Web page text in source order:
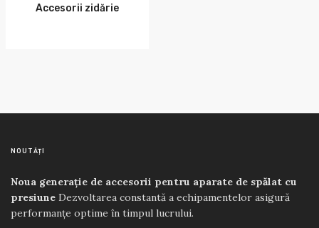
Accesorii zidărie
NOUTĂȚI
Noua generație de accesorii pentru aparate de spălat cu
presiune Dezvoltarea constantă a echipamentelor asigură
performanțe optime în timpul lucrului.